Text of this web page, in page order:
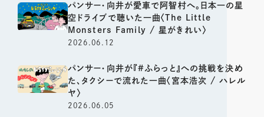
パンサー・向井が愛車で阿智村へ。日本一の星
空ドライブで聴いた一曲〈The Little
Monsters Family / 星がきれい〉
2026.06.12
パンサー・向井が『#ふらっと』への挑戦を決め
た、タクシーで流れた一曲〈宮本浩次 / ハレル
ヤ〉
2026.06.05